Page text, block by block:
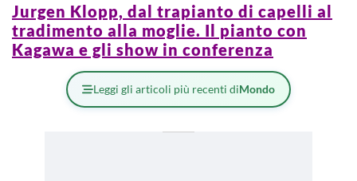
Jurgen Klopp, dal trapianto di capelli al
tradimento alla moglie. Il pianto con
Kagawa e gli show in conferenza
Leggi gli articoli più recenti diMondo